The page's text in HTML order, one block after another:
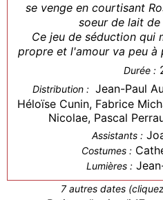
se venge en courtisant
soeur de lait de
Ce jeu de séduction qui
propre et l'amour va peu à
Durée :
Distribution : Jean-Paul
Héloïse Cunin, Fabrice
Nicolae, Pascal
Assistants :
Costumes :
Lumières :
7 autres